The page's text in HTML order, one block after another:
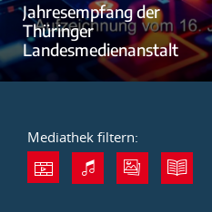
Jahresempfang der
Thüringer
Landesmedienanstalt
Mediathek filtern: